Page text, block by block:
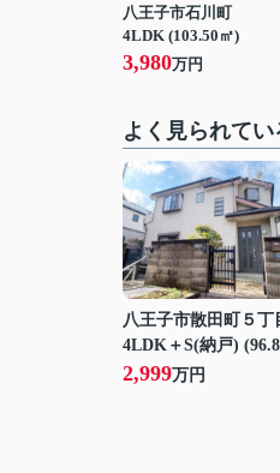
八王子市石川町
4LDK (103.50㎡)
3,980万円
よく見られてい
八王子市散田町５丁
4LDK＋S(納戸)
2,999万円